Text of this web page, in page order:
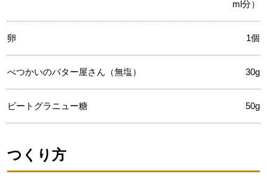
ml分）
卵 1個
べつかいのバター屋さん（無塩） 30g
ビートグラニュー糖 50g
つくり方